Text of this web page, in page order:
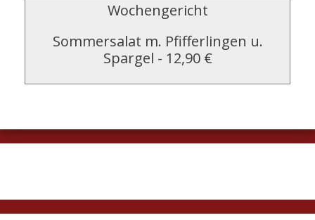
Wochengericht
Sommersalat m. Pfifferlingen u.
Spargel - 12,90 €